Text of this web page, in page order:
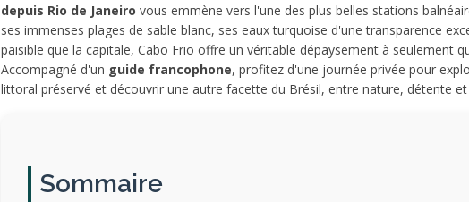
depuis Rio de Janeiro vous emmène vers l'une des plus belles stations
ses immenses plages de sable blanc, ses eaux turquoise d'une transparence
paisible que la capitale, Cabo Frio offre un véritable dépaysement à seulement
Accompagné d'un guide francophone, profitez d'une journée privée pour
littoral préservé et découvrir une autre facette du Brésil, entre nature, détente
Sommaire